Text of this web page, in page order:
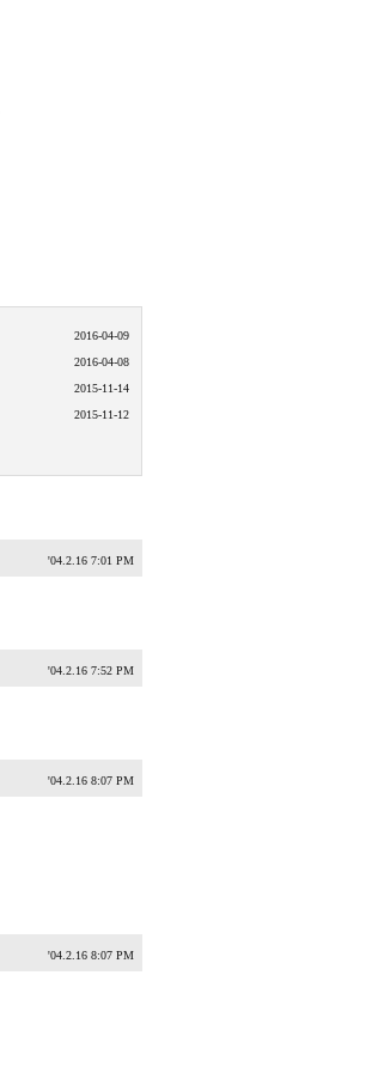
2016-04-09
2016-04-08
2015-11-14
2015-11-12
'04.2.16 7:01 PM
'04.2.16 7:52 PM
'04.2.16 8:07 PM
'04.2.16 8:07 PM